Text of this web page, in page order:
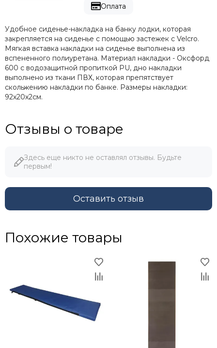
Оплата
Удобное сиденье-накладка на банку лодки, которая
закрепляется на сиденье с помощью застежек с Velcro.
Мягкая вставка накладки на сиденье выполнена из
вспененного полиуретана. Материал накладки - Оксфорд
600 с водозащитной пропиткой PU, дно накладки
выполнено из ткани ПВХ, которая препятствует
скольжению накладки по банке. Размеры накладки:
92х20х2см.
Отзывы о товаре
Здесь еще никто не оставлял отзывы. Будьте
первым!
Оставить отзыв
Похожие товары